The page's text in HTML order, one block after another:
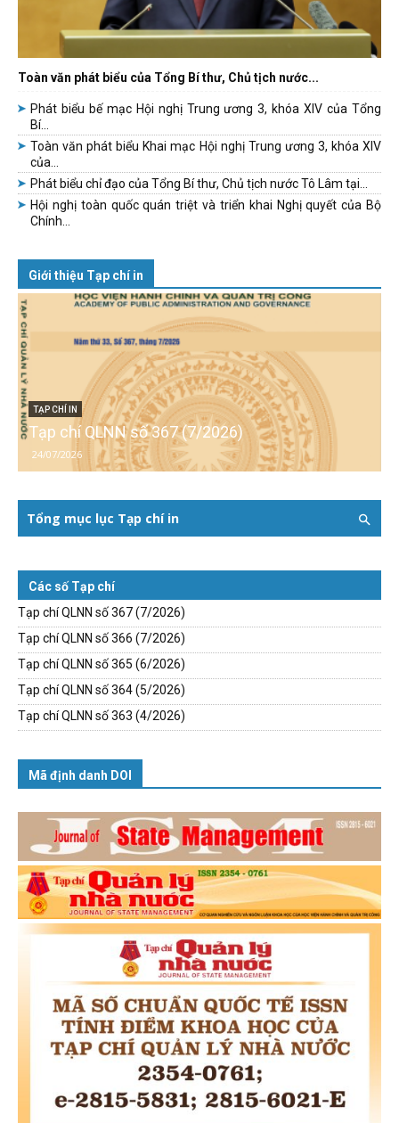
Toàn văn phát biểu của Tổng Bí thư, Chủ tịch nước...
Phát biểu bế mạc Hội nghị Trung ương 3, khóa XIV của Tổng
Bí...
Toàn văn phát biểu Khai mạc Hội nghị Trung ương 3, khóa XIV
của...
Phát biểu chỉ đạo của Tổng Bí thư, Chủ tịch nước Tô Lâm tại...
Hội nghị toàn quốc quán triệt và triển khai Nghị quyết của Bộ
Chính...
Giới thiệu Tạp chí in
TẠP CHÍ IN
Tạp chí QLNN số 367 (7/2026)
24/07/2026
Tổng mục lục Tạp chí in
Các số Tạp chí
Tạp chí QLNN số 367 (7/2026)
Tạp chí QLNN số 366 (7/2026)
Tạp chí QLNN số 365 (6/2026)
Tạp chí QLNN số 364 (5/2026)
Tạp chí QLNN số 363 (4/2026)
Mã định danh DOI